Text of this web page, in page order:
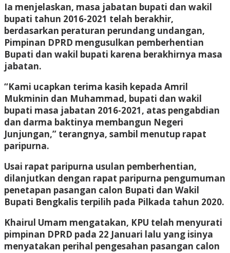
Ia menjelaskan, masa jabatan bupati dan wakil
bupati tahun 2016-2021 telah berakhir,
berdasarkan peraturan perundang undangan,
Pimpinan DPRD mengusulkan pemberhentian
Bupati dan wakil bupati karena berakhirnya masa
jabatan.
“Kami ucapkan terima kasih kepada Amril
Mukminin dan Muhammad, bupati dan wakil
bupati masa jabatan 2016-2021, atas pengabdian
dan darma baktinya membangun Negeri
Junjungan,” terangnya, sambil menutup rapat
paripurna.
Usai rapat paripurna usulan pemberhentian,
dilanjutkan dengan rapat paripurna pengumuman
penetapan pasangan calon Bupati dan Wakil
Bupati Bengkalis terpilih pada Pilkada tahun 2020.
Khairul Umam mengatakan, KPU telah menyurati
pimpinan DPRD pada 22 Januari lalu yang isinya
menyatakan perihal pengesahan pasangan calon